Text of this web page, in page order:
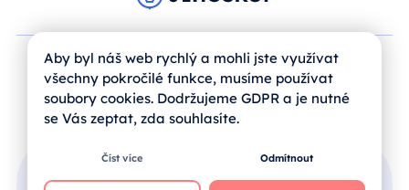
Přihlášení uživatele
Aby byl náš web rychlý a mohli jste využívat
všechny pokročilé funkce, musíme používat
soubory cookies. Dodržujeme GDPR a je nutné
se Vás zeptat, zda souhlasíte.
Číst více Odmítnout